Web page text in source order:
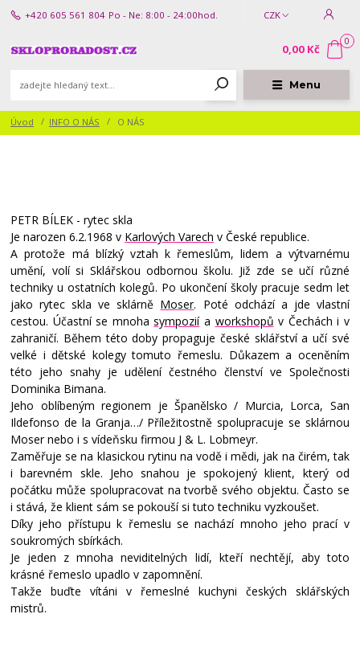
Menu
CZK
+420 605 561 804 Po - Ne: 8:00 - 24:00hod.
0
0,00 Kč
Úvod INFO O NÁS O NÁS
PETR BÍLEK - rytec skla
Je narozen 6.2.1968 v Karlových Varech v České republice.
A protože má blízký vztah k řemeslům, lidem a výtvarnému
umění, volí si Sklářskou odbornou školu. Již zde se učí různé
techniky u ostatních kolegů. Po ukončení školy pracuje sedm let
jako rytec skla ve sklárně Moser. Poté odchází a jde vlastní
cestou. Účastní se mnohasympoziía workshopů v Čechách i v
zahraničí. Během této doby propaguje české sklářství a učí své
velké i dětské kolegy tomuto řemeslu. Důkazem a oceněním
této jeho snahy je udělení čestného členství ve Společnosti
Dominika Bimana.
Jeho oblíbeným regionem je Španělsko / Murcia, Lorca, San
Ildefonso de la Granja…/ Příležitostně spolupracuje se sklárnou
Moser nebo i s vídeňsku firmou J & L. Lobmeyr.
Zaměřuje se na klasickou rytinu na vodě i mědi, jak na čirém, tak
i barevném skle. Jeho snahou je spokojený klient, který od
počátku může spolupracovat na tvorbě svého objektu. Často se
i stává, že klient sám se pokouší si tuto techniku vyzkoušet.
Díky jeho přístupu k řemeslu se nachází mnoho jeho prací v
soukromých sbírkách.
Je jeden z mnoha neviditelných lidí, kteří nechtějí, aby toto
krásné řemeslo upadlo v zapomnění.
Takže buďte vítáni v řemeslné kuchyni českých sklářských
mistrů.